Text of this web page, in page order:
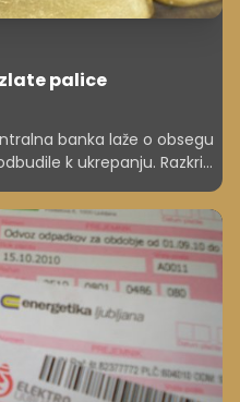
palice
banka laže o obsegu
k ukrepanju. Razkrili
vsake zlate palice.